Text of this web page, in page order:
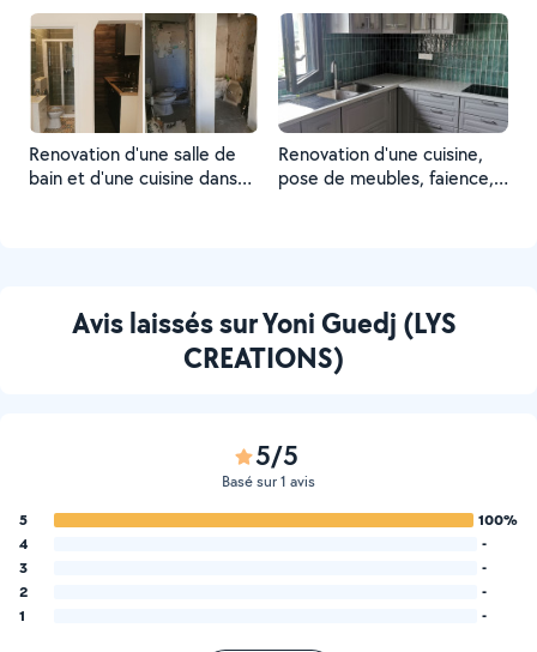
Renovation d'une salle de
bain et d'une cuisine dans
Renovation d'une cuisine,
pose de meubles, faience,
Avis laissés sur Yoni Guedj (LYS
CREATIONS)
5/5
Basé sur 1 avis
5
100%
4
-
3
-
2
-
1
-